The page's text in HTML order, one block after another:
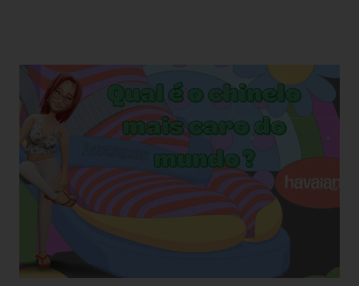
o amigo havaianas acontece no final do ano para
comemorar o final do ano letivo nas escolas, nas
confraternizações do trabalho, nas festas de fim de ano,
etc.. Além da diversão que a brincadeira proporciona,
também é uma excelente oportunidade de ganhar muitas
havaianas e incorporar sua coleção.